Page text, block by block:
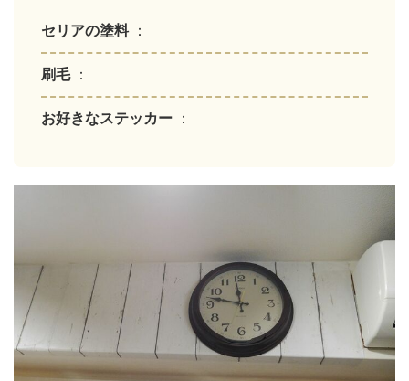
セリアの塗料 ：
刷毛 ：
お好きなステッカー ：